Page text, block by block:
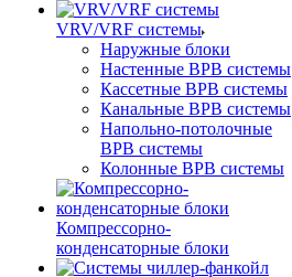
VRV/VRF системы
Наружные блоки
Настенные ВРВ системы
Кассетные ВРВ системы
Канальные ВРВ системы
Напольно-потолочные
ВРВ системы
Колонные ВРВ системы
Компрессорно-
конденсаторные блоки